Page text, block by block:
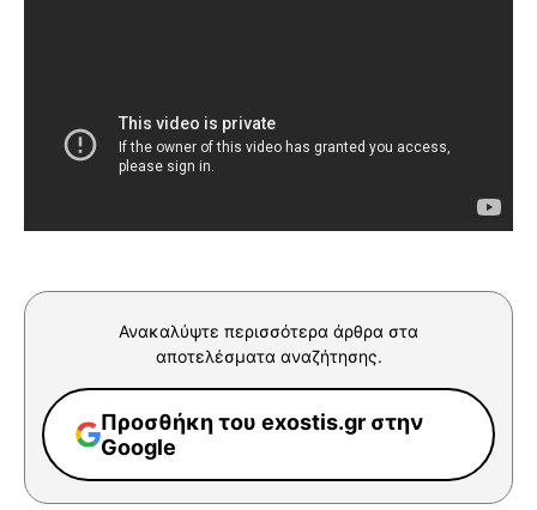
Ανακαλύψτε περισσότερα άρθρα στα
αποτελέσματα αναζήτησης.
Προσθήκη του exostis.gr στην
Google